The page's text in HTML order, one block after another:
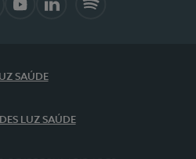
SAÚDE
LUZ SAÚDE